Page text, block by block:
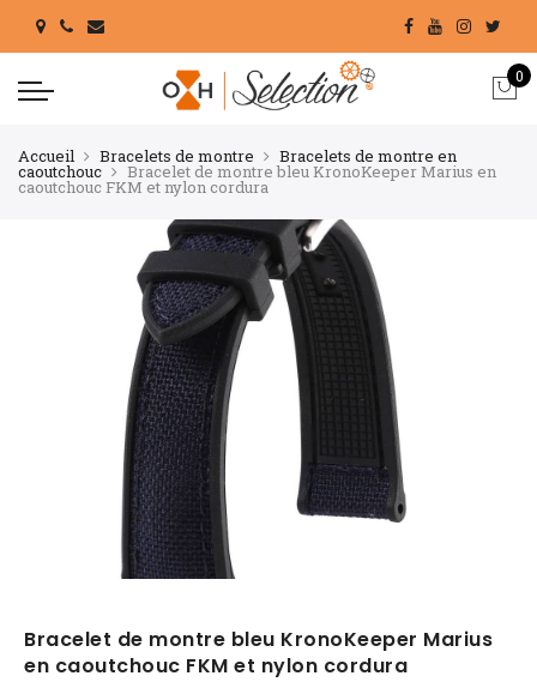
0
Accueil Bracelets de montre Bracelets de montre en
caoutchouc Bracelet de montre bleu KronoKeeper Marius en
caoutchouc FKM et nylon cordura
Bracelet de montre bleu KronoKeeper Marius
en caoutchouc FKM et nylon cordura